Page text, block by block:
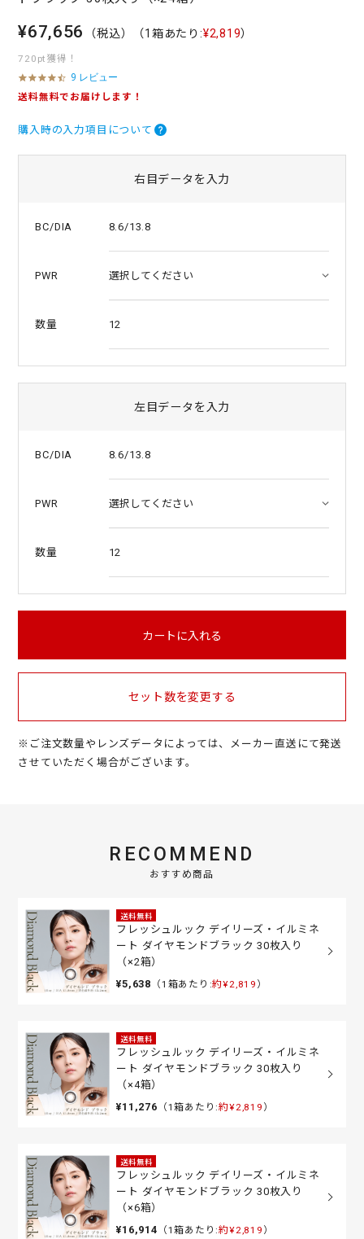
¥67,656 （税込） （1箱あたり:¥2,819）
720pt獲得！
4
.
t
n
9 レビュー
送料無料でお届けします！
購入時の入力項目について
右目データを入力
BC/DIA 8.6/13.8
PWR
数量 12
左目データを入力
BC/DIA 8.6/13.8
PWR
数量 12
カートに入れる
セット数を変更する
※ご注文数量やレンズデータによっては、メーカー直送にて発送
させていただく場合がございます。
RECOMMEND
おすすめ商品
送料無料
フレッシュルック デイリーズ・イルミネ
ート ダイヤモンドブラック 30枚入り
（×2箱）
¥5,638 （1箱あたり:約¥2,819 ）
送料無料
フレッシュルック デイリーズ・イルミネ
ート ダイヤモンドブラック 30枚入り
（×4箱）
¥11,276 （1箱あたり:約¥2,819 ）
送料無料
フレッシュルック デイリーズ・イルミネ
ート ダイヤモンドブラック 30枚入り
（×6箱）
¥16,914 （1箱あたり:約¥2,819 ）